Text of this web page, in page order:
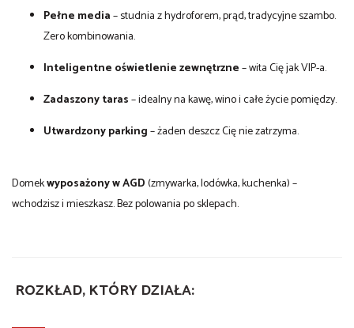
Pełne media– studnia z hydroforem, prąd, tradycyjne szambo.
Zero kombinowania.
Inteligentne oświetlenie zewnętrzne– wita Cię jak VIP-a.
Zadaszony taras– idealny na kawę, wino i całe życie pomiędzy.
Utwardzony parking– żaden deszcz Cię nie zatrzyma.
Domekwyposażony w AGD(zmywarka, lodówka, kuchenka) –
wchodzisz i mieszkasz. Bez polowania po sklepach.
ROZKŁAD, KTÓRY DZIAŁA: